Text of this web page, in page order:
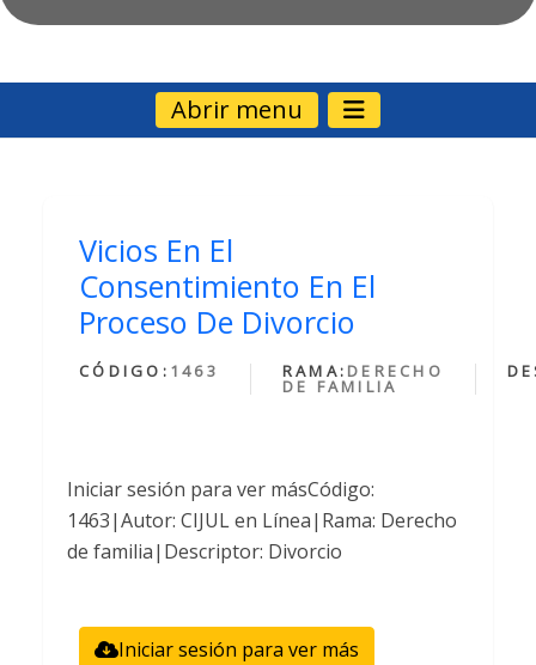
Abrir menu
Vicios En El
Consentimiento En El
Proceso De Divorcio
CÓDIGO: 1463 RAMA: DERECHO
DE FAMILIA
Iniciar sesión para ver másCódigo:
1463|Autor: CIJUL en Línea|Rama: Derecho
de familia|Descriptor: Divorcio
Iniciar sesión para ver más